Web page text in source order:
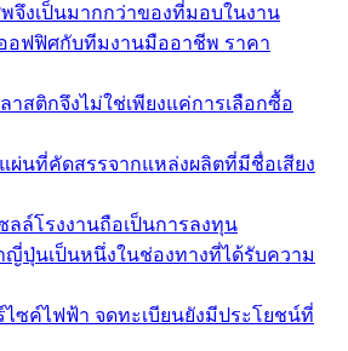
จึงเป็นมากกว่าของที่มอบในงาน
อฟฟิศกับทีมงานมืออาชีพ ราคา
าสติกจึงไม่ใช่เพียงแค่การเลือกซื้อ
ผ่นที่คัดสรรจากแหล่งผลิตที่มีชื่อเสียง
ลล์โรงงานถือเป็นการลงทุน
ปุ่นเป็นหนึ่งในช่องทางที่ได้รับความ
ไซค์ไฟฟ้า จดทะเบียนยังมีประโยชน์ที่